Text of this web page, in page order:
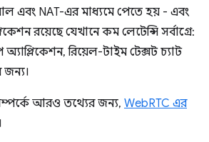
এবং NAT-এর মাধ্যমে পেতে হয় - এবং
রয়েছে যেখানে কম লেটেন্সি সর্বাগ্রে:
অ্যাপ্লিকেশন, রিয়েল-টাইম টেক্সট চ্যাট
জন্য।
আরও তথ্যের জন্য, WebRTC এর